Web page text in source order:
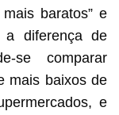
baratos” e
a diferença de
se comparar
mais baixos de
e